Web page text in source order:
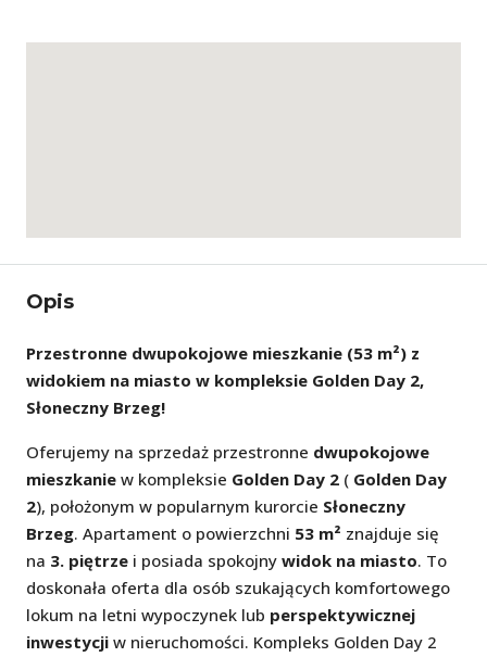
Opis
Przestronne dwupokojowe mieszkanie (53 m²) z
widokiem na miasto w kompleksie Golden Day 2,
Słoneczny Brzeg!
Oferujemy na sprzedaż przestronne dwupokojowe
mieszkanie w kompleksie Golden Day 2 ( Golden Day
2), położonym w popularnym kurorcie Słoneczny
Brzeg. Apartament o powierzchni 53 m² znajduje się
na 3. piętrze i posiada spokojny widok na miasto. To
doskonała oferta dla osób szukających komfortowego
lokum na letni wypoczynek lub perspektywicznej
inwestycji w nieruchomości. Kompleks Golden Day 2